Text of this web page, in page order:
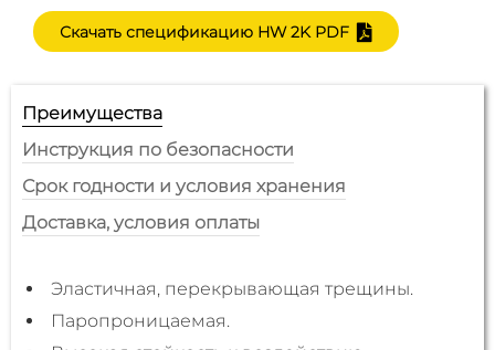
Скачать спецификацию HW 2K PDF
Преимущества
Инструкция по безопасности
Срок годности и условия хранения
Доставка, условия оплаты
Эластичная, перекрывающая трещины.
Паропроницаемая.
При применении материала необходимо
соблюдать общеизвестные меры безопасности,
которые действуют при работе с химической
Гарантийный срок годности в закрытой,
неповреждённой оригинальной упаковке
составляет 12 месяцев.
Мы принимаем безналичные формы оплаты на
основании счета как от юридических, так и
физических лиц (банковский перевод).